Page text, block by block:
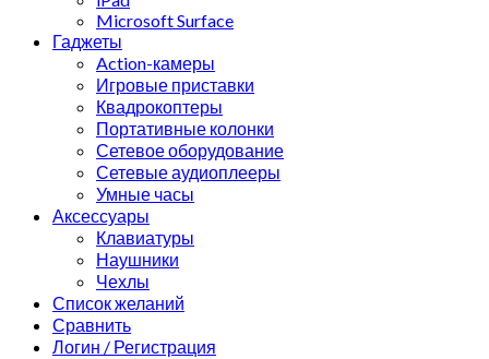
Microsoft Surface
Гаджеты
Action-камеры
Игровые приставки
Квадрокоптеры
Портативные колонки
Сетевое оборудование
Сетевые аудиоплееры
Умные часы
Аксессуары
Клавиатуры
Наушники
Чехлы
Список желаний
Сравнить
Логин / Регистрация